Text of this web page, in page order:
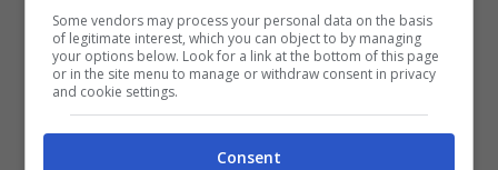
Some vendors may process your personal data on the basis
of legitimate interest, which you can object to by managing
your options below. Look for a link at the bottom of this page
or in the site menu to manage or withdraw consent in privacy
and cookie settings.
Consent